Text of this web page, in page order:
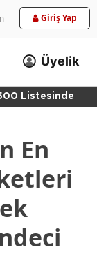
Giriş Yap
Üyelik
Listesinde
En